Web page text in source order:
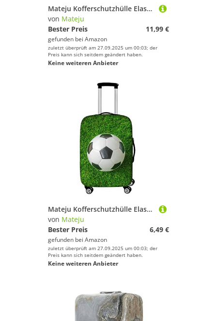
Mateju Kofferschutzhülle Elastisch Kofferhülle 18-32 Zoll, Gepäck Cover Reisekoffer Hülle Trolley, Case Schutzhülle, Luggage Cover Waschbare 3D Staubdichte Kofferbezug (Schwarz,XL)
von Mateju
Bester Preis
11,99 €
gefunden bei Amazon
zuletzt überprüft am 27.09.2025 um 00:03; der
Preis kann sich seitdem geändert haben.
Keine weiteren Anbieter
Mateju Kofferschutzhülle Elastisch Kofferhülle 19-32 Zoll, 3D-Fußballdruck Gepäck Cover Reisekoffer Hülle Trolley Case Schutzhülle Luggage Cover Waschbare Staubdichte (Schwarz-Weiß-Fußball,M)
von Mateju
Bester Preis
6,49 €
gefunden bei Amazon
zuletzt überprüft am 27.09.2025 um 00:03; der
Preis kann sich seitdem geändert haben.
Keine weiteren Anbieter